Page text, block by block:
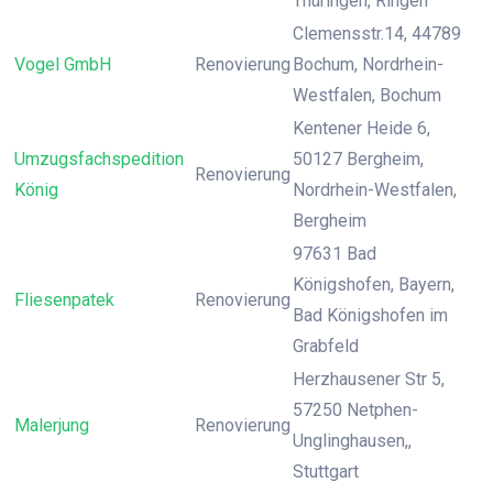
Vogel GmbH Renovierung
Clemensstr.14, 44789
Bochum, Nordrhein-
Westfalen, Bochum
Umzugsfachspedition
König
Renovierung
Kentener Heide 6,
50127 Bergheim,
Nordrhein-Westfalen,
Bergheim
Fliesenpatek Renovierung
97631 Bad
Königshofen, Bayern,
Bad Königshofen im
Grabfeld
Malerjung Renovierung
Herzhausener Str 5,
57250 Netphen-
Unglinghausen,,
Stuttgart